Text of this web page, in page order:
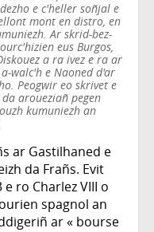
e c'heller soñjal e
mont en distro, en
Ar skrid-bez-
eus Burgos,
a ra ivez e ra ar
walc'h e Naoned d'ar
Peogwir eo skrivet e
aroueziañ pegen
kumuniezh an
ar Gastilhaned e
da Frañs. Evit
ro Charlez VIII o
spagnol an
ar « bourse